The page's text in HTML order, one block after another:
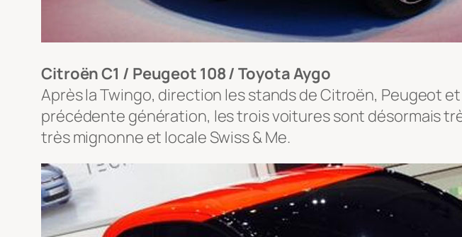
Citroën C1 / Peugeot 108 / Toyota Aygo
Après la Twingo, direction les stands de Citroën, Peugeot
précédente génération, les trois voitures sont désormais
très mignonne et locale Swiss & Me.